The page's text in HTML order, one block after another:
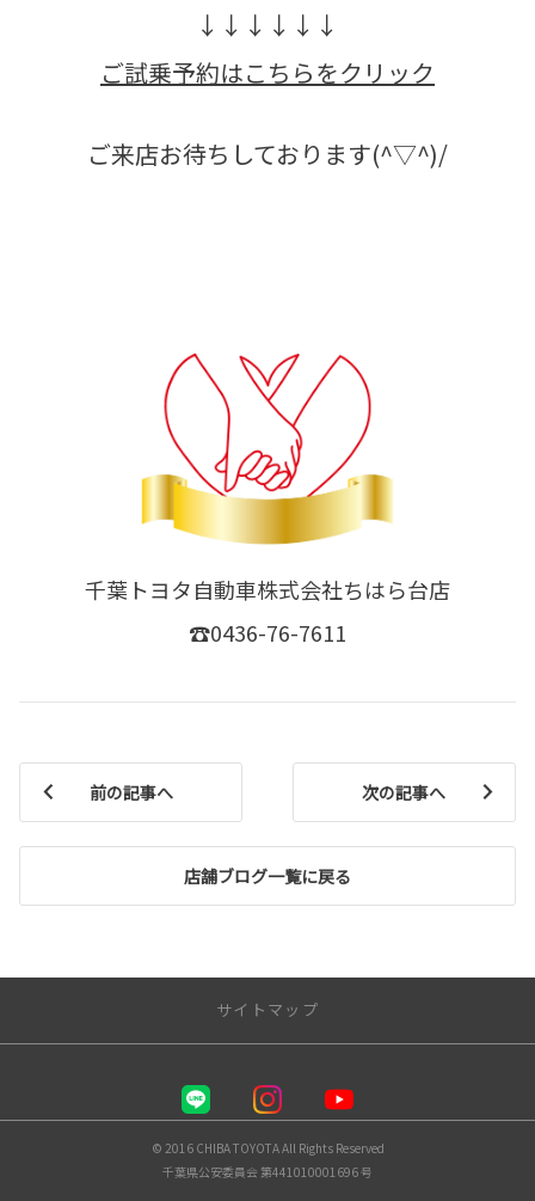
↓↓↓↓↓↓
ご試乗予約はこちらをクリック
ご来店お待ちしております(^▽^)/
千葉トヨタ自動車株式会社ちはら台店
☎0436-76-7611
前の記事へ
店舗ブログ一覧に戻る
次の記事へ
サイトマップ
千葉トヨタ自動車 株式会社
© 2016 CHIBA TOYOTA All Rights Reserved
千葉県公安委員会 第441010001696 号